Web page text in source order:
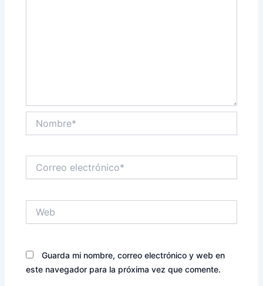
electrónico*
Guarda mi nombre, correo electrónico y web en
este navegador para la próxima vez que comente.